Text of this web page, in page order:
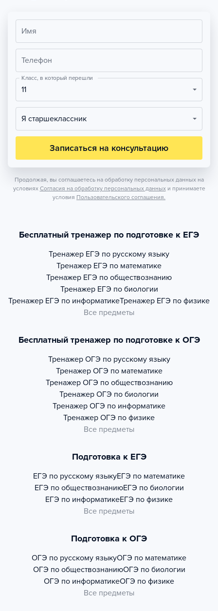
Имя
Телефон
Класс, в который перешли
11
Я старшеклассник
Записаться на консультацию
Продолжая, вы соглашаетесь на обработку персональных данных на
условиях Согласия на обработку персональных данных и принимаете
условия Пользовательского соглашения.
Бесплатный тренажер по подготовке к ЕГЭ
Тренажер ЕГЭ по русскому языку
Тренажер ЕГЭ по математике
Тренажер ЕГЭ по обществознанию
Тренажер ЕГЭ по биологии
Тренажер ЕГЭ по информатикеТренажер ЕГЭ по физике
Все предметы
Бесплатный тренажер по подготовке к ОГЭ
Тренажер ОГЭ по русскому языку
Тренажер ОГЭ по математике
Тренажер ОГЭ по обществознанию
Тренажер ОГЭ по биологии
Тренажер ОГЭ по информатике
Тренажер ОГЭ по физике
Все предметы
Подготовка к ЕГЭ
ЕГЭ по русскому языкуЕГЭ по математике
ЕГЭ по обществознаниюЕГЭ по биологии
ЕГЭ по информатикеЕГЭ по физике
Все предметы
Подготовка к ОГЭ
ОГЭ по русскому языкуОГЭ по математике
ОГЭ по обществознаниюОГЭ по биологии
ОГЭ по информатикеОГЭ по физике
Все предметы